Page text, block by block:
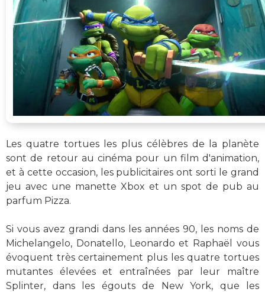
Les quatre tortues les plus célèbres de la planète
sont de retour au cinéma pour un film d'animation,
et à cette occasion, les publicitaires ont sorti le grand
jeu avec une manette Xbox et un spot de pub au
parfum Pizza.
Si vous avez grandi dans les années 90, les noms de
Michelangelo, Donatello, Leonardo et Raphaël vous
évoquent très certainement plus les quatre tortues
mutantes élevées et entraînées par leur maître
Splinter, dans les égouts de New York, que les